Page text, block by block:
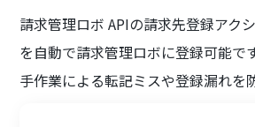
請求管理ロボ APIの請求先登録アク
を自動で請求管理ロボに登録可能です
手作業による転記ミスや登録漏れを